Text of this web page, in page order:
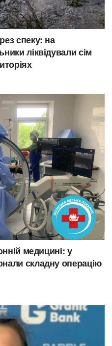
спеку: на
ліквідували сім
медицині: у
складну операцію